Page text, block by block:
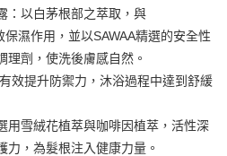
後才付款」的支付方式。 讓您購物簡單
卡、不需儲值。
證，即可結帳。
：以白茅根部之萃取，與
濕作用，並以SAWAA精選的安全性
理劑，使洗後膚感自然。
效提升防禦力，沐浴過程中達到舒緩
用雪絨花植萃與咖啡因植萃，活性深
力，為髮根注入健康力量。